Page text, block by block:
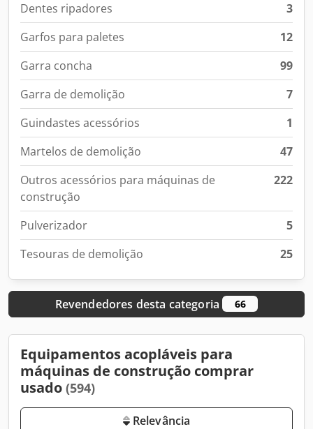
Dentes ripadores
3
Garfos para paletes
12
Garra concha
99
Garra de demolição
7
Guindastes acessórios
1
Martelos de demolição
47
Outros acessórios para máquinas de
construção
222
Pulverizador
5
Tesouras de demolição
25
Revendedores desta categoria 66
Equipamentos acopláveis para
máquinas de construção comprar
usado (594)
Relevância